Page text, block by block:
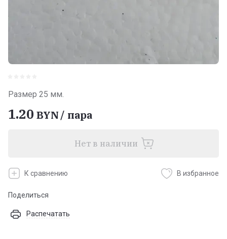
Размер 25 мм.
1.20 BYN/ пара
Нет в наличии
К сравнению В избранное
Поделиться
Распечатать